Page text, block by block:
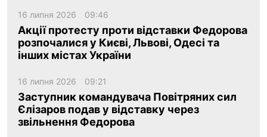
16 липня 2026 09:46
Акції протесту проти відставки Федорова
розпочалися у Києві, Львові, Одесі та
інших містах України
16 липня 2026 09:21
Заступник командувача Повітряних сил
Єлізаров подав у відставку через
звільнення Федорова